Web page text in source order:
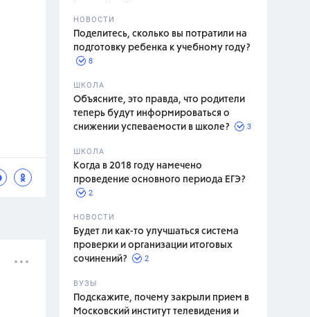
НОВОСТИ
Поделитесь, сколько вы потратили на
подготовку ребенка к учебному году?
8
ШКОЛА
Объясните, это правда, что родители
теперь будут информироваться о
снижении успеваемости в школе?
3
ШКОЛА
Когда в 2018 году намечено
проведение основного периода ЕГЭ?
2
НОВОСТИ
Будет ли как-то улучшаться система
проверки и организации итоговых
сочинений?
2
ВУЗЫ
Подскажите, почему закрыли прием в
Московский институт телевидения и